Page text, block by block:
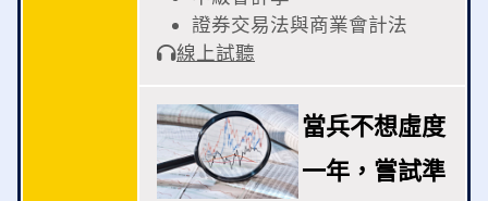
證券交易法與商業會計法
線上試聽
當兵不想虛度
一年，嘗試準